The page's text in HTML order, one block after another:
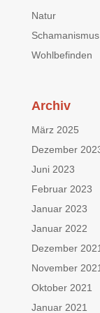
Natur
Schamanismus
Wohlbefinden
Archiv
März 2025
Dezember
Juni 2023
Februar 2023
Januar 2023
Januar 2022
Dezember 2021
November 2021
Oktober 2021
Januar 2021